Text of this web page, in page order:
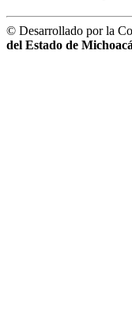
© Desarrollado por la
del Estado de